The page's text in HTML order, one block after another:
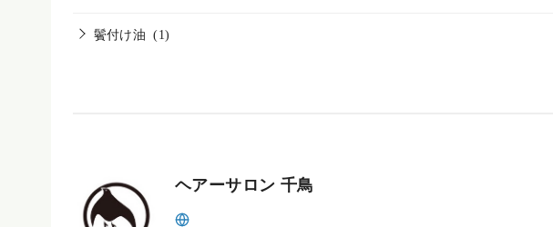
鬢付け油 (1)
ヘアーサロン 千鳥